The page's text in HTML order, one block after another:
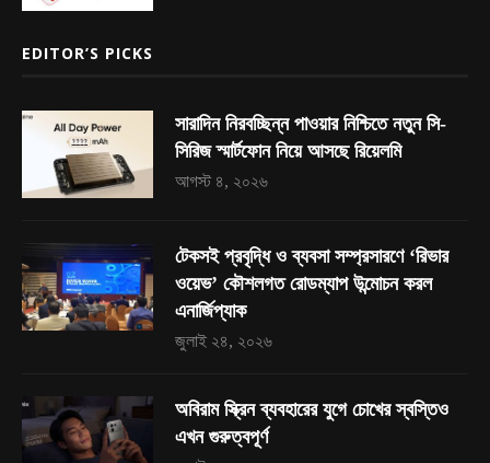
EDITOR’S PICKS
সারাদিন নিরবচ্ছিন্ন পাওয়ার নিশ্চিতে নতুন সি-
সিরিজ স্মার্টফোন নিয়ে আসছে রিয়েলমি
আগস্ট ৪, ২০২৬
টেকসই প্রবৃদ্ধি ও ব্যবসা সম্প্রসারণে ‘রিভার
ওয়েভ’ কৌশলগত রোডম্যাপ উন্মোচন করল
এনার্জিপ্যাক
জুলাই ২৪, ২০২৬
অবিরাম স্ক্রিন ব্যবহারের যুগে চোখের স্বস্তিও
এখন গুরুত্বপূর্ণ